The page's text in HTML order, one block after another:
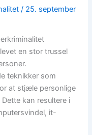
/ 25. september
en stor trussel
teknikker som
at stjæle personlige
kan resultere i
it-